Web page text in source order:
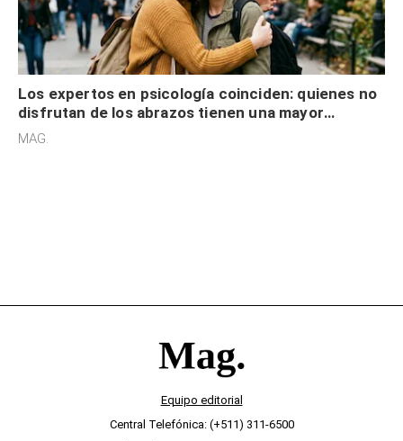
Los expertos en psicología coinciden: quienes no
disfrutan de los abrazos tienen una mayor
sensibilidad a los estímulos físicos y no es por
MAG.
Equipo editorial
Central Telefónica: (+511) 311-6500